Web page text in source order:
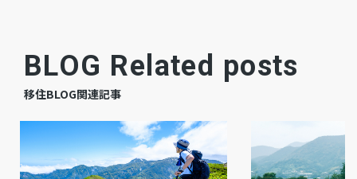
上水道 公共
ガス プロパン個別
BLOG Related posts
移住BLOG関連記事